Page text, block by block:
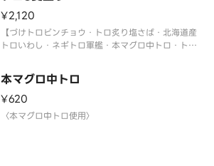
¥2,120
【づけトロビンチョウ・トロ炙り塩さば・北海道産
トロいわし・ネギトロ軍艦・本マグロ中トロ・トロ
貫】
〈本マグロ中トロ使用〉
〈期間限定〉2026年9月30日（水）まで
※数量限定につき、売り切れの際はご容赦ください
本マグロ中トロ
¥620
〈本マグロ中トロ使用〉